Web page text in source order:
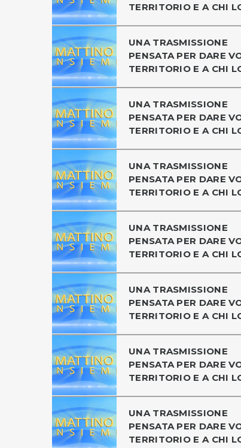
TERRITORIO E A CHI
UNA TRASMISSIONE
PENSATA PER DARE
TERRITORIO E A CHI
UNA TRASMISSIONE
PENSATA PER DARE
TERRITORIO E A CHI
UNA TRASMISSIONE
PENSATA PER DARE
TERRITORIO E A CHI
UNA TRASMISSIONE
PENSATA PER DARE
TERRITORIO E A CHI
UNA TRASMISSIONE
PENSATA PER DARE
TERRITORIO E A CHI
UNA TRASMISSIONE
PENSATA PER DARE
TERRITORIO E A CHI
UNA TRASMISSIONE
PENSATA PER DARE
TERRITORIO E A CHI